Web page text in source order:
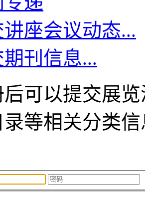
座会议动态...
刊信息...
后可以提交展
录等相关分类